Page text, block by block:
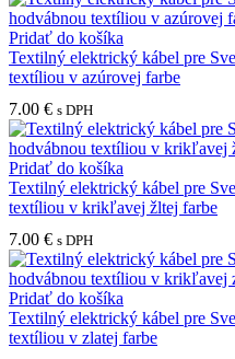
Pridať do košíka
Textilný elektrický kábel pre
textíliou v azúrovej farbe
7.00 € s DPH
Pridať do košíka
Textilný elektrický kábel pre
textíliou v krikľavej žltej farbe
7.00 € s DPH
Pridať do košíka
Textilný elektrický kábel pre
textíliou v zlatej farbe